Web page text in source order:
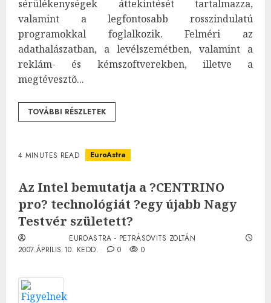
sérülékenységek áttekintését tartalmazza,
valamint a legfontosabb rosszindulatú
programokkal foglalkozik. Felméri az
adathalászatban, a levélszemétben, valamint a
reklám- és kémszoftverekben, illetve a
megtévesztõ...
TOVÁBBI RÉSZLETEK
4 MINUTES READ EuroAstra
Az Intel bemutatja a ?CENTRINO
pro? technológiát ?egy újabb Nagy
Testvér született?
EUROASTRA - PETRÁSOVITS ZOLTÁN
2007.ÁPRILIS.10. KEDD.
0 0